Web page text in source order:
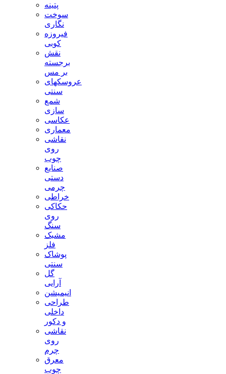
پتینه
سوخت
نگاری
فیروزه
کوبی
نقش
برجسته
بر مس
عروسکهای
سنتی
شمع
سازی
عکاسی
معماری
نقاشی
روی
چوب
صنایع
دستی
چرمی
خراطی
حکاکی
روی
سنگ
مشبک
فلز
پوشاک
سنتی
گل
آرایی
انیمیشن
طراحی
داخلی
و دکور
نقاشی
روی
چرم
معرق
چوب